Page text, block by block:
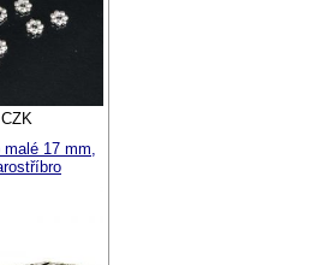
17 mm,